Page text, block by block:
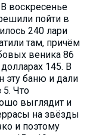
воскресенье
пойти в
240 лари
там, причём
веника 86
145. В
эту баню и дали
5. Что
выглядит и
на звёзды
и поэтому